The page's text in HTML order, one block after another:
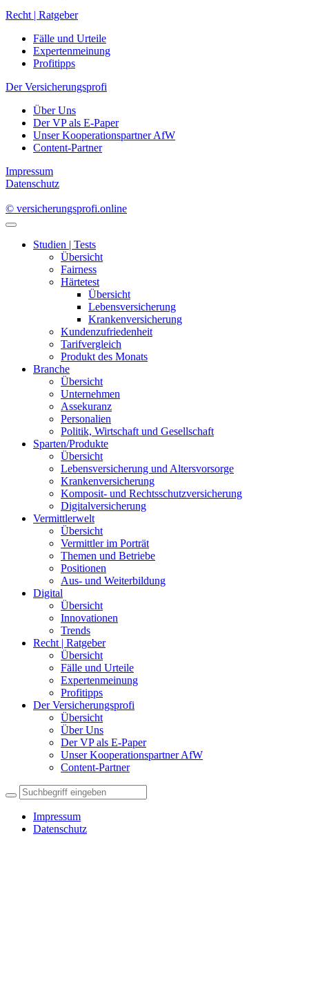
Recht | Ratgeber
Fälle und Urteile
Expertenmeinung
Profitipps
Der Versicherungsprofi
Über Uns
Der VP als E-Paper
Unser Kooperationspartner AfW
Content-Partner
Impressum
Datenschutz
© versicherungsprofi.online
Studien | Tests
Übersicht
Fairness
Härtetest
Übersicht
Lebensversicherung
Krankenversicherung
Kundenzufriedenheit
Tarifvergleich
Produkt des Monats
Branche
Übersicht
Unternehmen
Assekuranz
Personalien
Politik, Wirtschaft und Gesellschaft
Sparten/Produkte
Übersicht
Lebensversicherung und Altersvorsorge
Krankenversicherung
Komposit- und Rechtsschutzversicherung
Digitalversicherung
Vermittlerwelt
Übersicht
Vermittler im Porträt
Themen und Betriebe
Positionen
Aus- und Weiterbildung
Digital
Übersicht
Innovationen
Trends
Recht | Ratgeber
Übersicht
Fälle und Urteile
Expertenmeinung
Profitipps
Der Versicherungsprofi
Übersicht
Über Uns
Der VP als E-Paper
Unser Kooperationspartner AfW
Content-Partner
Impressum
Datenschutz